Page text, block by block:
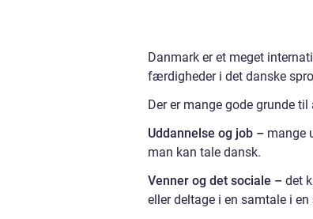
Danmark er et meget
færdigheder i det danske
Der er mange gode grunde
Uddannelse og job – mange
man kan tale dansk.
Venner og det sociale – det
eller deltage i en samtale i en